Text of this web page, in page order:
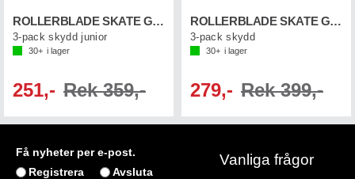
ROLLERBLADE SKATE GEAR JR 3P
3-pack skydd junior
30+ i lager
251,- Rek 359,-
ROLLERBLADE SKATE GEAR 3P
3-pack skydd
30+ i lager
279,- Rek 399,-
Få nyheter per e-post.
Registrera
Avsluta
Vanliga frågor